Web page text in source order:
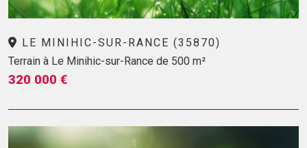
LE MINIHIC-SUR-RANCE (35870)
Terrain à Le Minihic-sur-Rance de 500 m²
320 000 €